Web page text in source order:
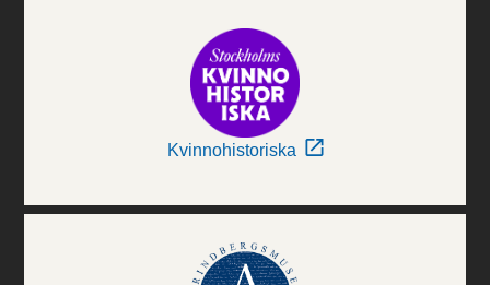
Kvinnohistoriska